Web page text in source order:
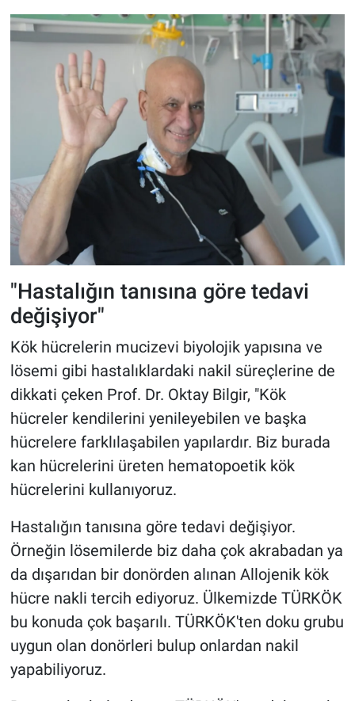
"Hastalığın tanısına göre tedavi
değişiyor"
Kök hücrelerin mucizevi biyolojik yapısına ve
lösemi gibi hastalıklardaki nakil süreçlerine de
dikkati çeken Prof. Dr. Oktay Bilgir, "Kök
hücreler kendilerini yenileyebilen ve başka
hücrelere farklılaşabilen yapılardır. Biz burada
kan hücrelerini üreten hematopoetik kök
hücrelerini kullanıyoruz.
Hastalığın tanısına göre tedavi değişiyor.
Örneğin lösemilerde biz daha çok akrabadan ya
da dışarıdan bir donörden alınan Allojenik kök
hücre nakli tercih ediyoruz. Ülkemizde TÜRKÖK
bu konuda çok başarılı. TÜRKÖK'ten doku grubu
uygun olan donörleri bulup onlardan nakil
yapabiliyoruz.